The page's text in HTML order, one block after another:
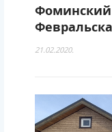
Фоминский
21.02.2020.